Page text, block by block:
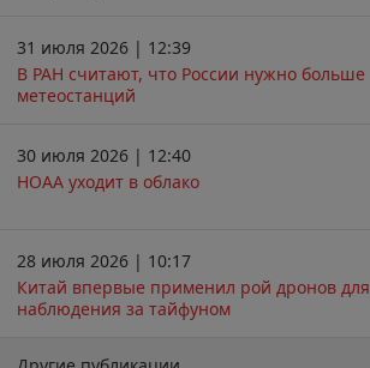
31 июля 2026 | 12:39
В РАН считают, что России нужно больше
метеостанций
30 июля 2026 | 12:40
НОАА уходит в облако
28 июля 2026 | 10:17
Китай впервые применил рой дронов для
наблюдения за тайфуном